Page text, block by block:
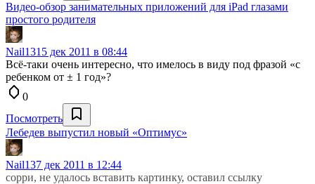
Видео-обзор занимательных приложений для iPad глазами
простого родителя
Nail1315 дек 2011 в 08:44
Всё-таки очень интересно, что имелось в виду под фразой «с
ребенком от ± 1 год»?
0
Посмотреть
Лебедев выпустил новый «Оптимус»
Nail137 дек 2011 в 12:44
сорри, не удалось вставить картинку, оставил ссылку